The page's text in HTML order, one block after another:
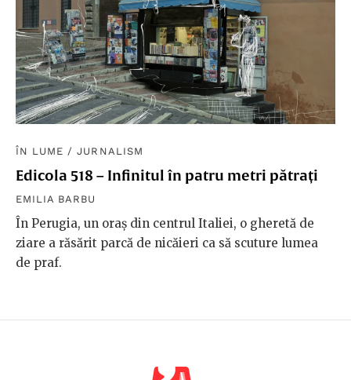
ÎN LUME /JURNALISM
Edicola 518 – Infinitul în patru metri pătrați
EMILIA BARBU
În Perugia, un oraș din centrul Italiei, o gheretă de
ziare a răsărit parcă de nicăieri ca să scuture lumea
de praf.